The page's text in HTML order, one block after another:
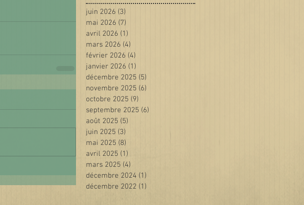
juin 2026 (3)
mai 2026 (7)
avril 2026 (1)
mars 2026 (4)
février 2026 (4)
janvier 2026 (1)
décembre 2025 (5)
novembre 2025 (6)
octobre 2025 (9)
septembre 2025 (6)
août 2025 (5)
juin 2025 (3)
mai 2025 (8)
avril 2025 (1)
mars 2025 (4)
décembre 2024 (1)
décembre 2022 (1)